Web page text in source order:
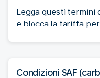
Legga questi termini
e blocca la tariffa
Condizioni SAF